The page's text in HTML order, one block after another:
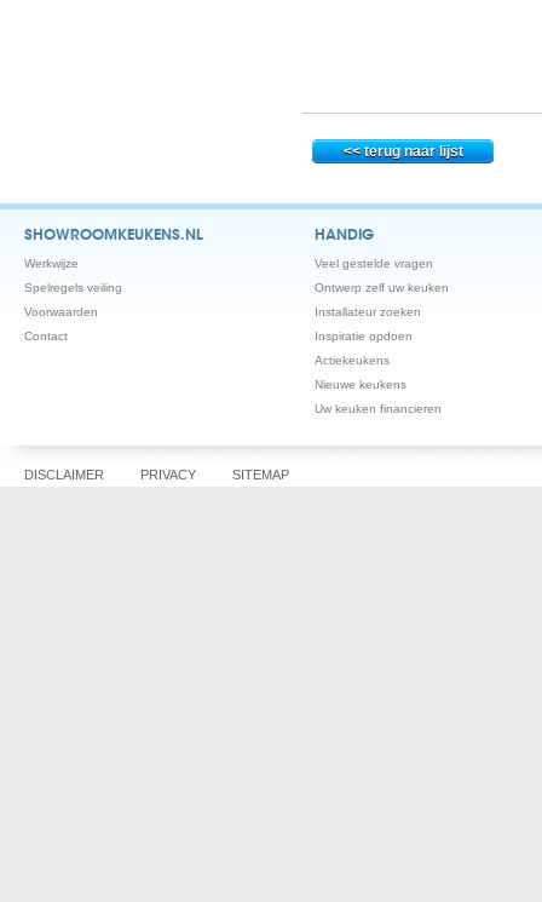
SHOWROOMKEUKENS.NL
Werkwijze
Spelregels veiling
Voorwaarden
Contact
HANDIG
Veel gestelde vragen
Ontwerp zelf uw keuken
Installateur zoeken
Inspiratie opdoen
Actiekeukens
Nieuwe keukens
Uw keuken financieren
DISCLAIMER PRIVACY SITEMAP